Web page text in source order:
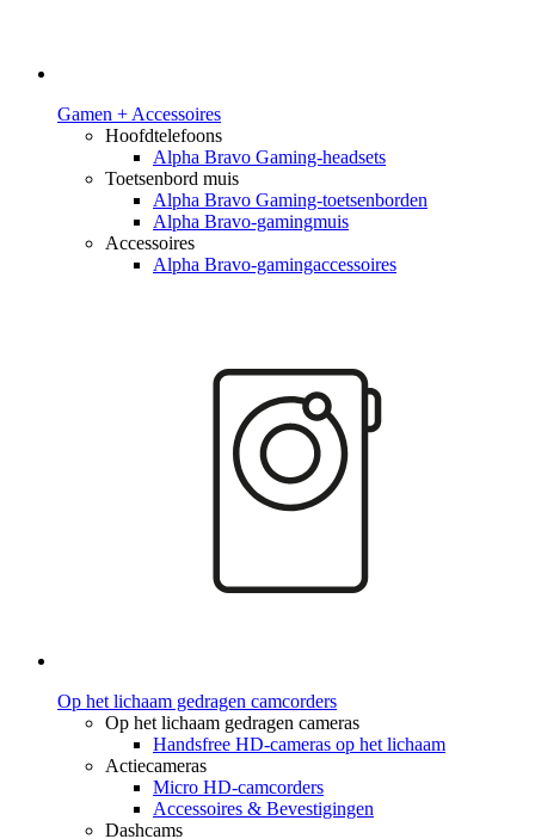
Gamen + Accessoires
Hoofdtelefoons
Alpha Bravo Gaming-headsets
Toetsenbord muis
Alpha Bravo Gaming-toetsenborden
Alpha Bravo-gamingmuis
Accessoires
Alpha Bravo-gamingaccessoires
Op het lichaam gedragen camcorders
Op het lichaam gedragen cameras
Handsfree HD-cameras op het lichaam
Actiecameras
Micro HD-camcorders
Accessoires & Bevestigingen
Dashcams